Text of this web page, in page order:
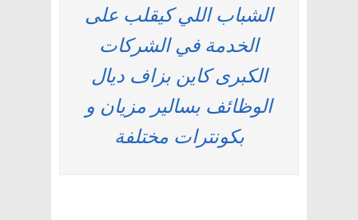
الشباب اللي كيقلب على
الخدمة في الشركات
الكبرى كاين بزاف ديال
الوظائف بسالير مزيان و
بكونترات مختلفة